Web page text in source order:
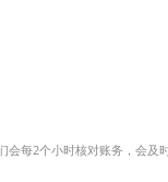
每2个小时核对账务，会及时